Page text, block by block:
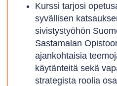
Kurssi tarjosi
syvällisen
sivistystyöhön
Sastamalan
ajankohtaisia
käytänteitä sekä
strategista roolia